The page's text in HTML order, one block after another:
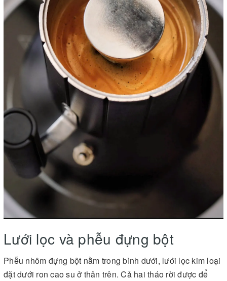
Lưới lọc và phễu đựng bột
Phễu nhôm đựng bột nằm trong bình dưới, lưới lọc kim loại
đặt dưới ron cao su ở thân trên. Cả hai tháo rời được để